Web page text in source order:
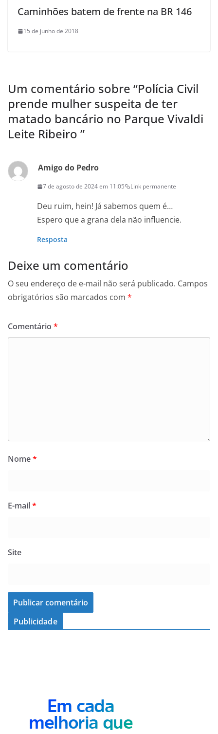
Caminhões batem de frente na BR 146
15 de junho de 2018
Um comentário sobre “Polícia Civil
prende mulher suspeita de ter
matado bancário no Parque Vivaldi
Leite Ribeiro ”
Amigo do Pedro
7 de agosto de 2024 em 11:05 Link permanente
Deu ruim, hein! Já sabemos quem é…
Espero que a grana dela não influencie.
Resposta
Deixe um comentário
O seu endereço de e-mail não será publicado. Campos
obrigatórios são marcados com *
Comentário *
Nome*
E-mail*
Site
Publicidade